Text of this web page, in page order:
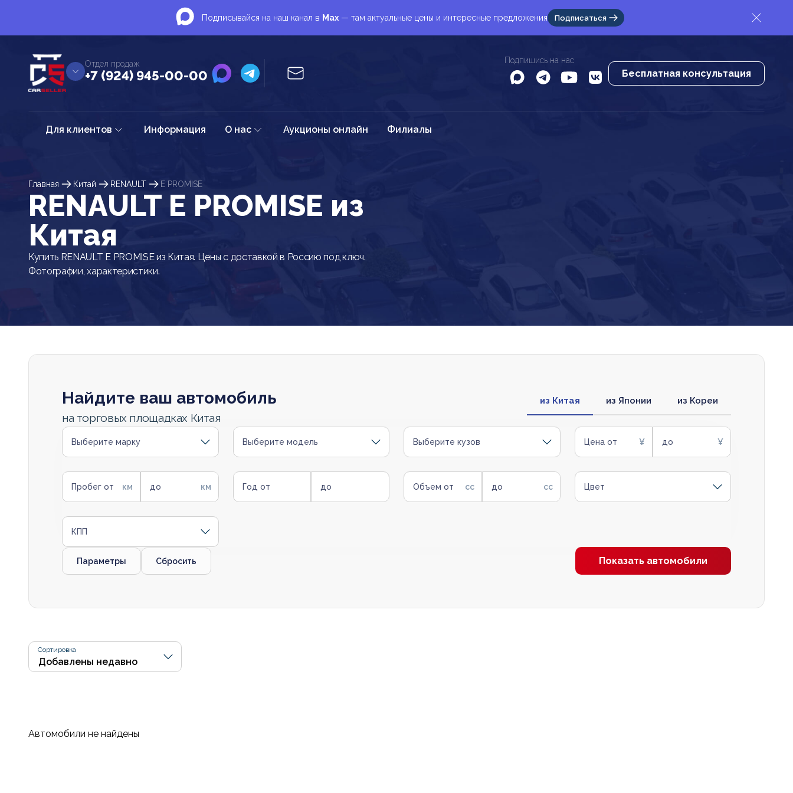
Подписывайся на наш канал в Max — там актуальные цены и интересные предложения Подписаться
Отдел продаж
+7 (924) 945-00-00
Подпишись на нас
Бесплатная консультация
Для клиентов Информация О нас Аукционы онлайн Филиалы
Главная Китай RENAULT E PROMISE
RENAULT E PROMISE из
Китая
Купить RENAULT E PROMISE из Китая. Цены с доставкой в Россию под ключ.
Фотографии, характеристики.
Найдите ваш автомобиль
на торговых площадках Китая
из Китая из Японии из Кореи
Выберите марку Выберите модель Выберите кузов Цена от до
Пробег от до Год от до Объем от до Цвет
КПП
Параметры Сбросить Показать автомобили
Сортировка
Автомобили не найдены